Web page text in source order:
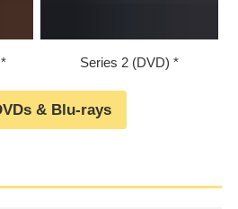
Series 2 (DVD)
& Blu-rays